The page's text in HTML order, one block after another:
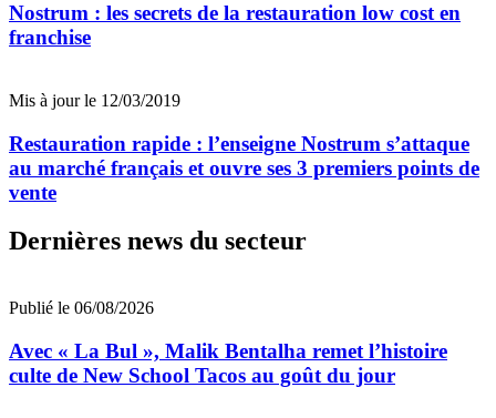
Nostrum : les secrets de la restauration low cost en
franchise
Mis à jour le 12/03/2019
Restauration rapide : l’enseigne Nostrum s’attaque
au marché français et ouvre ses 3 premiers points de
vente
Dernières news du secteur
Publié le 06/08/2026
Avec « La Bul », Malik Bentalha remet l’histoire
culte de New School Tacos au goût du jour